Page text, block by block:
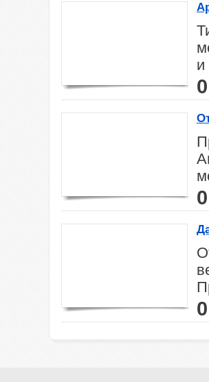
и
0
0
0